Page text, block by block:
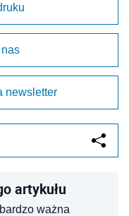
newsletter
artykułu
ważna